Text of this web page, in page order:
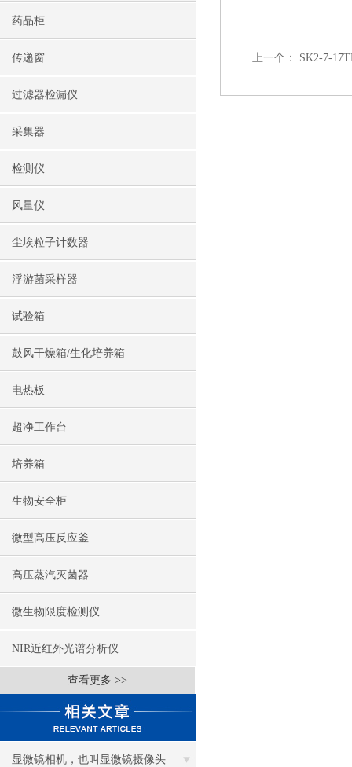
药品柜
传递窗
过滤器检漏仪
采集器
检测仪
风量仪
尘埃粒子计数器
浮游菌采样器
试验箱
鼓风干燥箱/生化培养箱
电热板
超净工作台
培养箱
生物安全柜
微型高压反应釜
高压蒸汽灭菌器
微生物限度检测仪
NIR近红外光谱分析仪
查看更多 >>
显微镜相机，也叫显微镜摄像头
上一个： SK2-7-